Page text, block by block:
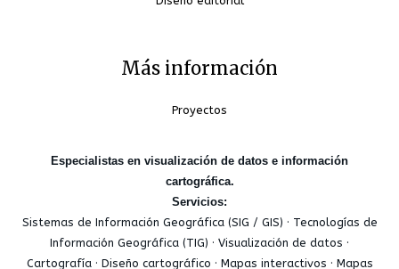
Más información
Proyectos
Especialistas en visualización de datos e información
cartográfica.
Servicios:
Sistemas de Información Geográfica (SIG / GIS) · Tecnologías de
Información Geográfica (TIG) · Visualización de datos ·
Cartografía · Diseño cartográfico · Mapas interactivos · Mapas